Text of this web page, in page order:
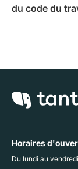
du code du
Horaires
Du lundi au